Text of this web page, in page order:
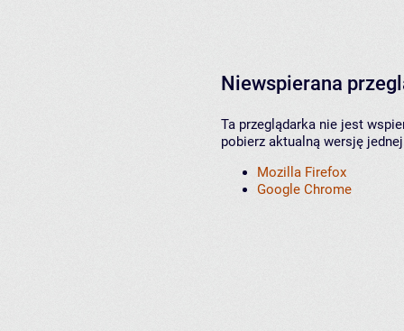
Niewspierana
Ta przeglądarka nie jest
pobierz aktualną wersję
Mozilla Firefox
Google Chrome